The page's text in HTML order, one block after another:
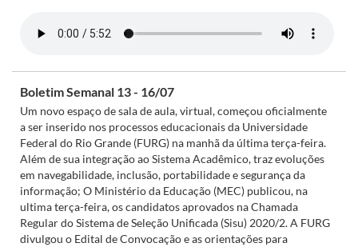
Boletim Semanal 13 - 16/07
Um novo espaço de sala de aula, virtual, começou oficialmente
a ser inserido nos processos educacionais da Universidade
Federal do Rio Grande (FURG) na manhã da última terça-feira.
Além de sua integração ao Sistema Acadêmico, traz evoluções
em navegabilidade, inclusão, portabilidade e segurança da
informação; O Ministério da Educação (MEC) publicou, na
ultima terça-feira, os candidatos aprovados na Chamada
Regular do Sistema de Seleção Unificada (Sisu) 2020/2. A FURG
divulgou o Edital de Convocação e as orientações para